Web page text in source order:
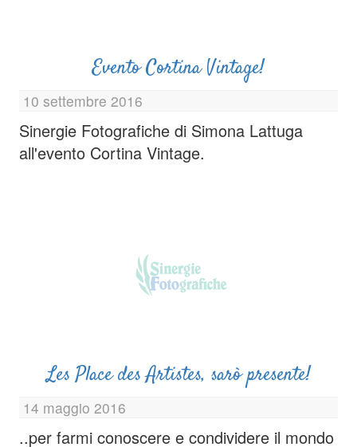
Evento Cortina Vintage!
10 settembre 2016
Sinergie Fotografiche di Simona Lattuga
all'evento Cortina Vintage.
Les Place des Artistes, sarò presente!
14 maggio 2016
..per farmi conoscere e condividere il mondo